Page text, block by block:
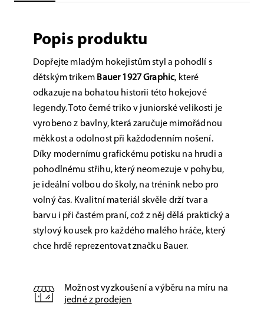
Popis produktu
Dopřejte mladým hokejistům styl a pohodlí s
dětským trikem Bauer 1927 Graphic, které
odkazuje na bohatou historii této hokejové
legendy. Toto černé triko v juniorské velikosti je
vyrobeno z bavlny, která zaručuje mimořádnou
měkkost a odolnost při každodenním nošení.
Díky modernímu grafickému potisku na hrudi a
pohodlnému střihu, který neomezuje v pohybu,
je ideální volbou do školy, na trénink nebo pro
volný čas. Kvalitní materiál skvěle drží tvar a
barvu i při častém praní, což z něj dělá praktický a
stylový kousek pro každého malého hráče, který
chce hrdě reprezentovat značku Bauer.
Možnost vyzkoušení a výběru na míru na
jedné z prodejen